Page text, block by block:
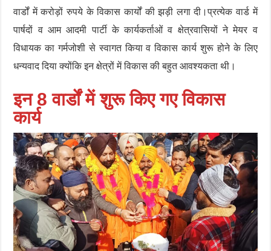
वार्डों में करोड़ों रुपये के विकास कार्यों की झड़ी लगा दी।प्रत्येक वार्ड में
पार्षदों व आम आदमी पार्टी के कार्यकर्ताओं व क्षेत्रवासियों ने मेयर व
विधायक का गर्मजोशी से स्वागत किया व विकास कार्य शुरू होने के लिए
धन्यवाद दिया क्योंकि इन क्षेत्रों में विकास की बहुत आवश्यकता थी।
इन 8 वार्डों में शुरू किए गए विकास
कार्य